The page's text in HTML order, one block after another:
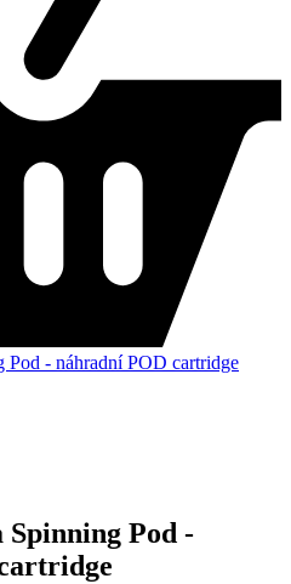
- náhradní POD cartridge
Pod -